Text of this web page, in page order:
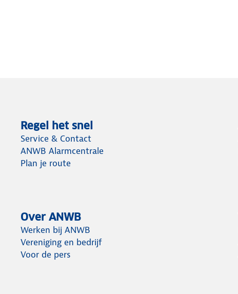
Regel het snel
Service & Contact
ANWB Alarmcentrale
Plan je route
Over ANWB
Werken bij ANWB
Vereniging en bedrijf
Voor de pers